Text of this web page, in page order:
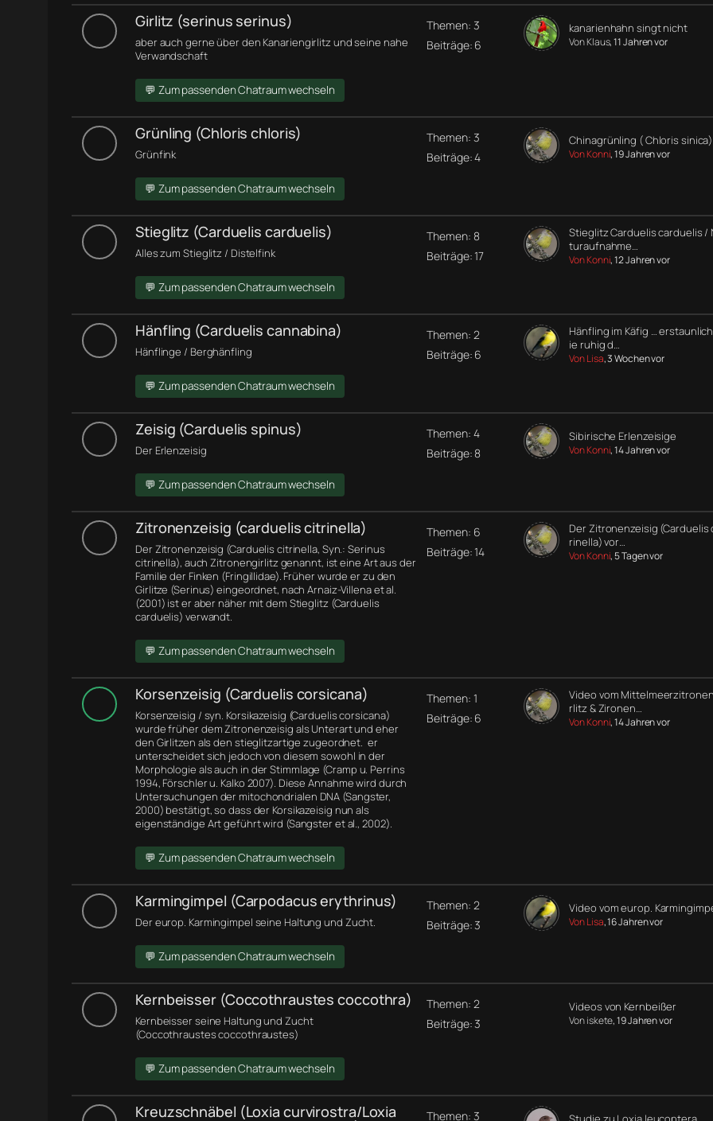
Girlitz (serinus serinus)
aber auch gerne über den Kanariengirlitz und seine nahe
Verwandschaft
💬 Zum passenden Chatraum wechseln
Themen: 3
Beiträge: 6
kanarienhahn singt nicht
Von Klaus, 11 Jahren vor
Grünling (Chloris chloris)
Grünfink
💬 Zum passenden Chatraum wechseln
Themen: 3
Beiträge: 4
Chinagrünling ( Chloris sinica)
Von Konni, 19 Jahren vor
Stieglitz (Carduelis carduelis)
Alles zum Stieglitz / Distelfink
💬 Zum passenden Chatraum wechseln
Themen: 8
Beiträge: 17
Stieglitz Carduelis carduelis /
turaufnahme…
Von Konni, 12 Jahren vor
Hänfling (Carduelis cannabina)
Hänflinge / Berghänfling
💬 Zum passenden Chatraum wechseln
Themen: 2
Beiträge: 6
Hänfling im Käfig …
ie ruhig d…
Von Lisa, 3 Wochen vor
Zeisig (Carduelis spinus)
Der Erlenzeisig
💬 Zum passenden Chatraum wechseln
Themen: 4
Beiträge: 8
Sibirische Erlenzeisige
Von Konni, 14 Jahren vor
Zitronenzeisig (carduelis citrinella)
Der Zitronenzeisig (Carduelis citrinella, Syn.: Serinus
citrinella), auch Zitronengirlitz genannt, ist eine Art aus der
Familie der Finken (Fringillidae). Früher wurde er zu den
Girlitze (Serinus) eingeordnet, nach Arnaiz-Villena et al.
(2001) ist er aber näher mit dem Stieglitz (Carduelis
carduelis) verwandt.
💬 Zum passenden Chatraum wechseln
Themen: 6
Beiträge: 14
Der Zitronenzeisig (Carduelis
rinella) vor…
Von Konni, 5 Tagen vor
Korsenzeisig (Carduelis corsicana)
Korsenzeisig / syn. Korsikazeisig (Carduelis corsicana)
wurde früher dem Zitronenzeisig als Unterart und eher
den Girlitzen als den stieglitzartige zugeordnet. er
unterscheidet sich jedoch von diesem sowohl in der
Morphologie als auch in der Stimmlage (Cramp u. Perrins
1994, Förschler u. Kalko 2007). Diese Annahme wird durch
Untersuchungen der mitochondrialen DNA (Sangster,
2000) bestätigt, so dass der Korsikazeisig nun als
eigenständige Art geführt wird (Sangster et al., 2002).
💬 Zum passenden Chatraum wechseln
Themen: 1
Beiträge: 6
Video vom
rlitz & Zironen…
Von Konni, 14 Jahren vor
Karmingimpel (Carpodacus erythrinus)
Der europ. Karmingimpel seine Haltung und Zucht.
💬 Zum passenden Chatraum wechseln
Themen: 2
Beiträge: 3
Video vom europ.
Von Lisa, 16 Jahren vor
Kernbeisser (Coccothraustes coccothra)
Kernbeisser seine Haltung und Zucht
(Coccothraustes coccothraustes)
💬 Zum passenden Chatraum wechseln
Themen: 2
Beiträge: 3
Videos von Kernbeißer
Von iskete, 19 Jahren vor
Kreuzschnäbel (Loxia curvirostra/Loxia Themen: 3